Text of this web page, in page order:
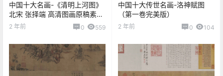
中国十大名画-《清明上河图》
北宋 张择端 高清图画原稿素材
设计临摹
2 年前 0 559
中国十大传世名画-洛神赋图
（第一卷完美版）
2 年前 0 104